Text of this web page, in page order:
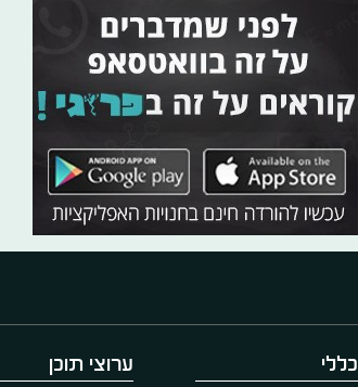
כללי ערוצי תוכן